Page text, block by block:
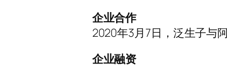
企业合作
2020年3月7日，泛生子与
企业融资